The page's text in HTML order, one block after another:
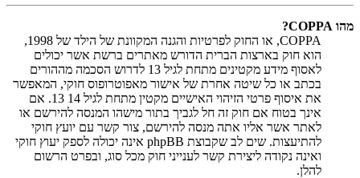
מהו COPPA?
COPPA, או החוק לפרטיות והגנה המקוונת של הילד של 1998,
הוא חוק בארצות הברית הדורש מאתרים ברשת אשר יכולים
לאסוף מידע מקטינים מתחת לגיל 13 לדרוש הסכמה מההורים
בכתב או כל שיטה אחרת של אישור מאפוטרופוס חוקי, המאפשר
את איסוף פרטי הזיהוי האישיים מקטין מתחת לגיל 14 13. אם
אינך בטוח אם חוק זה חל לגביך בתור מישהו המנסה להירשם או
לאתר אשר אליו אתה מנסה להירשם, צור קשר עם יועץ חוקי
להתיעצות. שים לב שקבוצת phpBB אינה יכולה לספק יעוץ חוקי
ואינה נקודה ליצירת קשר לענייני חוק מכל סוג, ובפרט הרשום
להלן.